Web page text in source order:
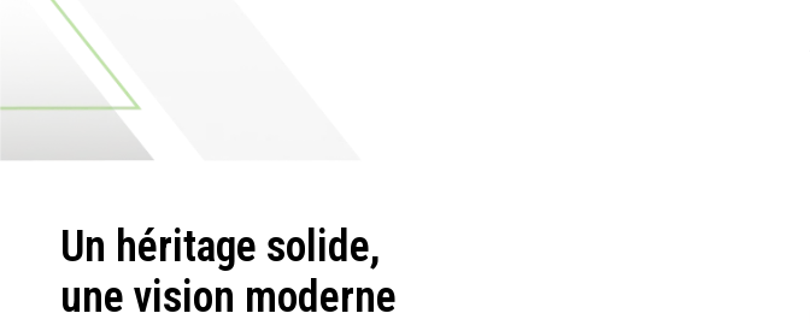
Un héritage solide,
une vision moderne